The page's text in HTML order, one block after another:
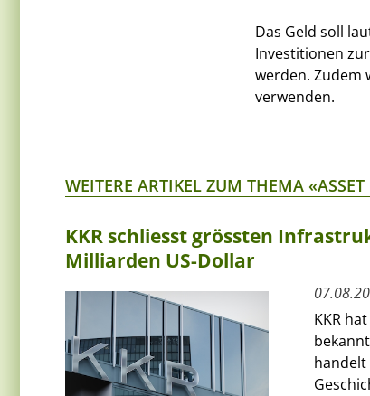
Das Geld soll
Investitionen
werden. Zudem
verwenden.
WEITERE ARTIKEL ZUM THEMA
KKR schliesst grössten
Milliarden US-Dollar
KKR